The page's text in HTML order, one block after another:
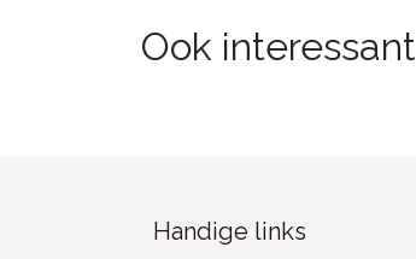
Ook interessant
Handige links